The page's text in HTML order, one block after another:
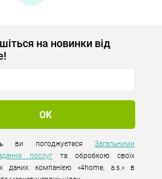
на новинки від
ви погоджуєтесяЗагальними
послуг та обробкою своїх
даних компанією «4home, a.s.» в